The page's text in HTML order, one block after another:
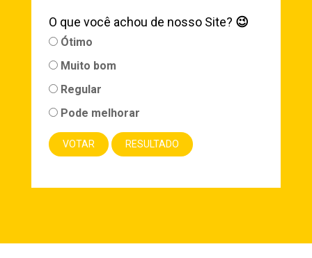
O que você achou de nosso Site? 😉
Ótimo
Muito bom
Regular
Pode melhorar